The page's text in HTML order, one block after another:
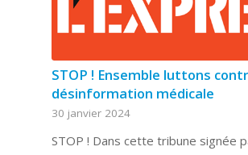
STOP ! Ensemble luttons
désinformation médicale
30 janvier 2024
STOP ! Dans cette tribune signée